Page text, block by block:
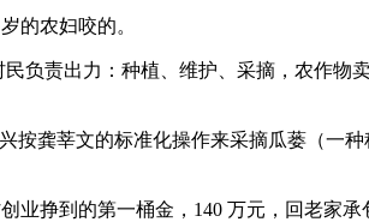
的农妇咬的。
负责出力：种植、维护、采摘，农作物
按龚莘文的标准化操作来采摘瓜蒌（一
业挣到的第一桶金，140 万元，回老家承